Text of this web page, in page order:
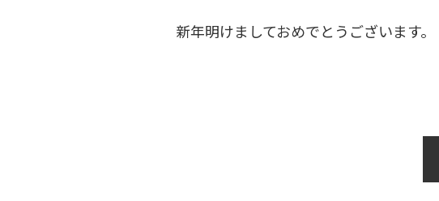
新年明けましておめでとうございます。